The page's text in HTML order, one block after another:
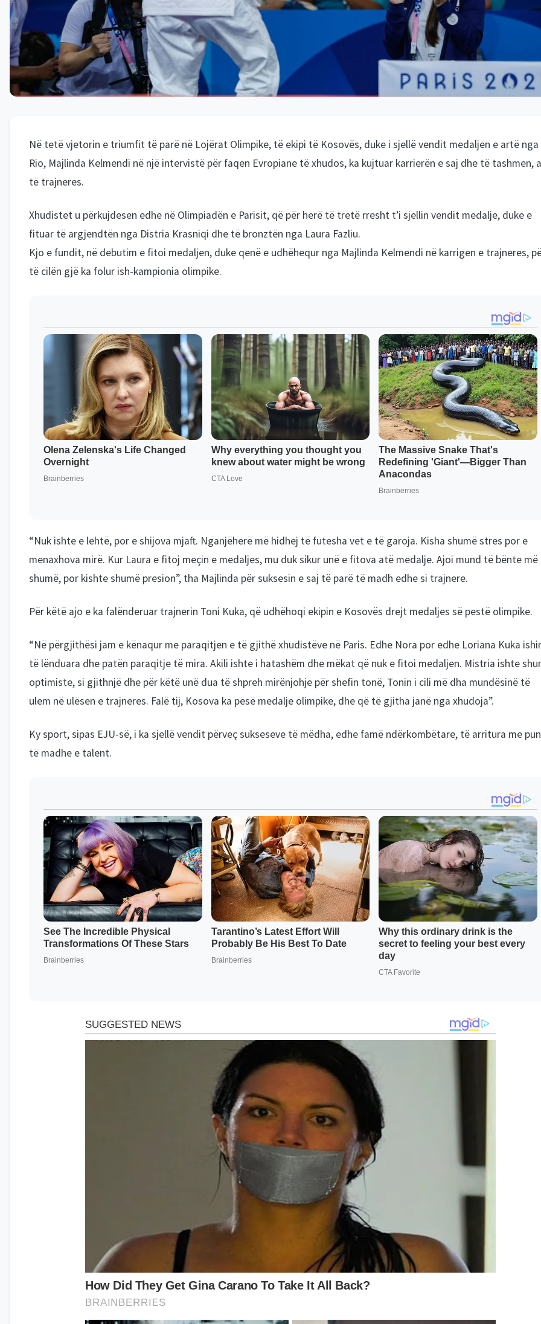
Në tetë vjetorin e triumfit të parë në Lojërat Olimpike, të ekipi të Kosovës, duke i sjellë vendit medaljen e artë nga
Rio, Majlinda Kelmendi në një intervistë për faqen Evropiane të xhudos, ka kujtuar karrierën e saj dhe të tashmen,
të trajneres.
Xhudistet u përkujdesen edhe në Olimpiadën e Parisit, që për herë të tretë rresht t’i sjellin vendit medalje, duke e
fituar të argjendtën nga Distria Krasniqi dhe të bronztën nga Laura Fazliu.
Kjo e fundit, në debutim e fitoi medaljen, duke qenë e udhëhequr nga Majlinda Kelmendi në karrigen e trajneres,
të cilën gjë ka folur ish-kampionia olimpike.
“Nuk ishte e lehtë, por e shijova mjaft. Nganjëherë më hidhej të futesha vet e të garoja. Kisha shumë stres por e
menaxhova mirë. Kur Laura e fitoj meçin e medaljes, mu duk sikur unë e fitova atë medalje. Ajoi mund të bënte më
shumë, por kishte shumë presion”, tha Majlinda për suksesin e saj të parë të madh edhe si trajnere.
Për këtë ajo e ka falënderuar trajnerin Toni Kuka, që udhëhoqi ekipin e Kosovës drejt medaljes së pestë olimpike.
“Në përgjithësi jam e kënaqur me paraqitjen e të gjithë xhudistëve në Paris. Edhe Nora por edhe Loriana Kuka
të lënduara dhe patën paraqitje të mira. Akili ishte i hatashëm dhe mëkat që nuk e fitoi medaljen. Mistria ishte
optimiste, si gjithnjë dhe për këtë unë dua të shpreh mirënjohje për shefin tonë, Tonin i cili më dha mundësinë të
ulem në ulësen e trajneres. Falë tij, Kosova ka pesë medalje olimpike, dhe që të gjitha janë nga xhudoja”.
Ky sport, sipas EJU-së, i ka sjellë vendit përveç sukseseve të mëdha, edhe famë ndërkombëtare, të arritura me
të madhe e talent.